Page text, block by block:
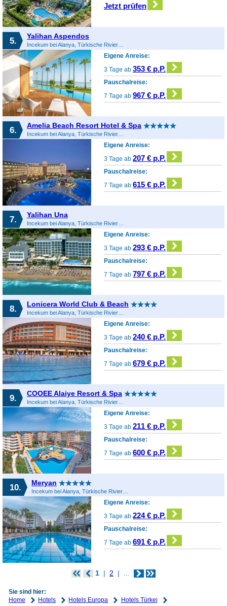
Jetzt prüfen
5. Yalihan Aspendos
Incekum bei Alanya, Türkische Riviera, Türkei
Eigene Anreise:
3 Tage ab353 € p.P.
Pauschalreise:
7 Tage ab967 € p.P.
6. Amelia Beach Resort Hotel & Spa
Incekum bei Alanya, Türkische Riviera, Türkei
Eigene Anreise:
3 Tage ab207 € p.P.
Pauschalreise:
7 Tage ab615 € p.P.
7. Yalihan Una
Incekum bei Alanya, Türkische Riviera, Türkei
Eigene Anreise:
3 Tage ab293 € p.P.
Pauschalreise:
7 Tage ab797 € p.P.
8. Lonicera World Club & Beach
Incekum bei Alanya, Türkische Riviera, Türkei
Eigene Anreise:
3 Tage ab240 € p.P.
Pauschalreise:
7 Tage ab679 € p.P.
9. COOEE Alaiye Resort & Spa
Incekum bei Alanya, Türkische Riviera, Türkei
Eigene Anreise:
3 Tage ab211 € p.P.
Pauschalreise:
7 Tage ab600 € p.P.
10. Meryan
Incekum bei Alanya, Türkische Riviera, Türkei
Eigene Anreise:
3 Tage ab224 € p.P.
Pauschalreise:
7 Tage ab691 € p.P.
1 2 ...
Sie sind hier:
Home
Hotels Hotels Europa
Hotels Türkei